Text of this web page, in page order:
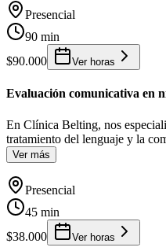
Presencial
90 min
$90.000
Ver horas
Evaluación comunicativa en
En Clínica Belting, nos
tratamiento del lenguaje y la
Ver más
Presencial
45 min
$38.000
Ver horas